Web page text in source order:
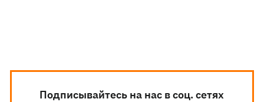
Подписывайтесь на нас в соц. сетях